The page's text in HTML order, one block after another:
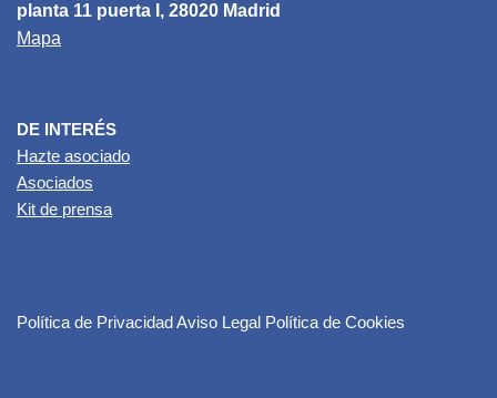
planta 11 puerta I, 28020 Madrid
Mapa
DE INTERÉS
Hazte asociado
Asociados
Kit de prensa
Política de PrivacidadAviso Legal Política de Cookies